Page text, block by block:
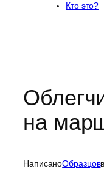
Кто это?
на
НаписаноОбразцов